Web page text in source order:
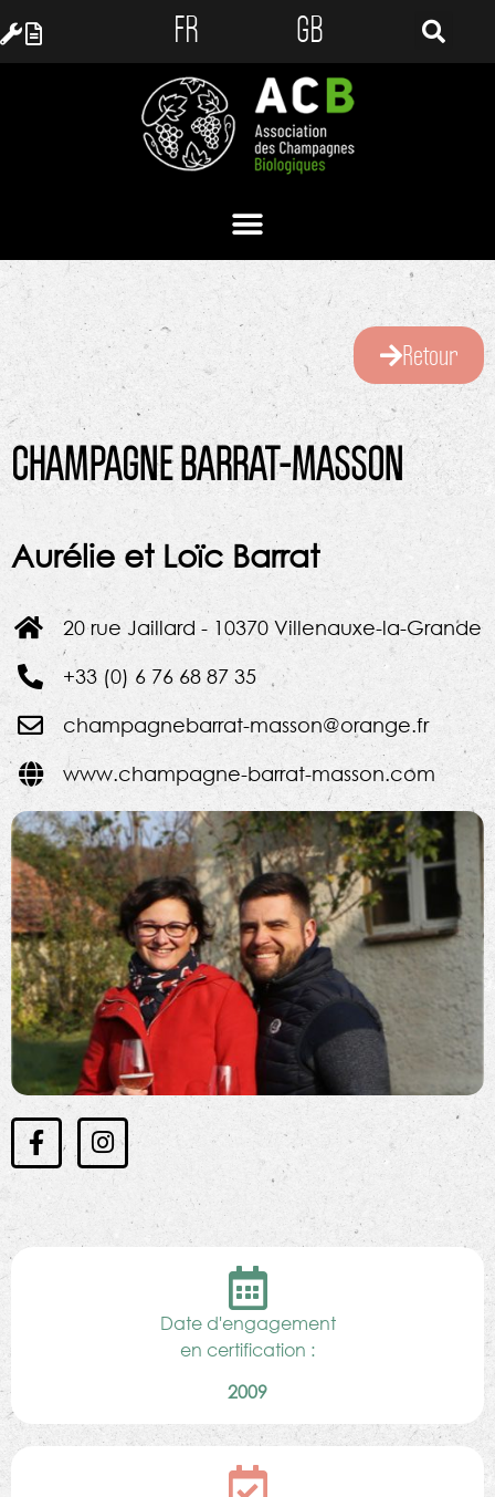
FR GB
Retour
CHAMPAGNE BARRAT-MASSON
Aurélie et Loïc Barrat
20 rue Jaillard - 10370 Villenauxe-la-Grande
+33 (0) 6 76 68 87 35
champagnebarrat-masson@orange.fr
www.champagne-barrat-masson.com
Date d'engagement
en certification :
2009